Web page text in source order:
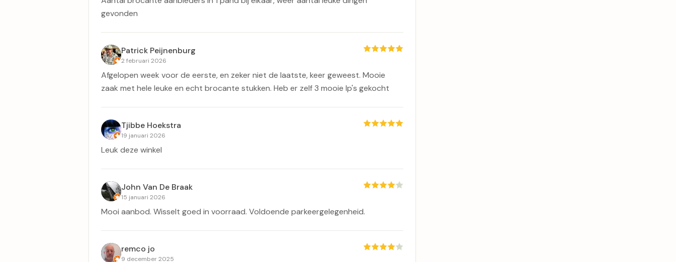
gevonden
Patrick Peijnenburg
2 februari 2026
Afgelopen week voor de eerste, en zeker niet de laatste, keer geweest. Mooie
zaak met hele leuke en echt brocante stukken. Heb er zelf 3 mooie lp's gekocht
Tjibbe Hoekstra
19 januari 2026
Leuk deze winkel
John Van De Braak
15 januari 2026
Mooi aanbod. Wisselt goed in voorraad. Voldoende parkeergelegenheid.
remco jo
9 december 2025